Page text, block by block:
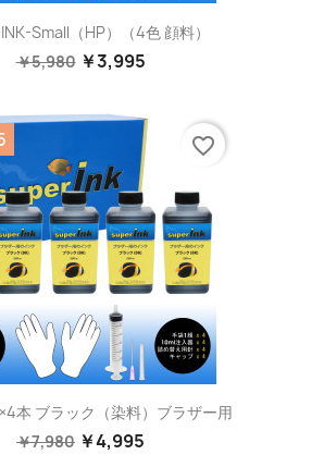
Small（HP）（4色 顔料）
￥5,980 ￥3,995
本 ブラック（染料）ブラザー用
￥7,980 ￥4,995
favorite_border